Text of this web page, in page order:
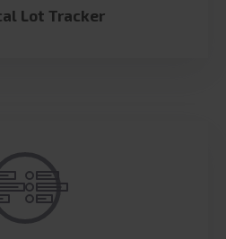
Lot Tracker